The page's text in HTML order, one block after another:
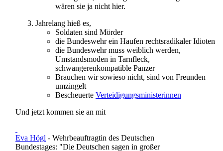
wären sie ja nicht hier.
Jahrelang hieß es,
Soldaten sind Mörder
die Bundeswehr ein Haufen rechtsradikaler Idioten
die Bundeswehr muss weiblich werden,
Umstandsmoden in Tarnfleck,
schwangerenkompatible Panzer
Brauchen wir sowieso nicht, sind von Freunden
umzingelt
Bescheuerte Verteidigungs­ministerinnen
Und jetzt kommen sie an mit
Eva Högl - Wehrbeauftragtin des Deutschen
Bundestages: "Die Deutschen sagen in großer